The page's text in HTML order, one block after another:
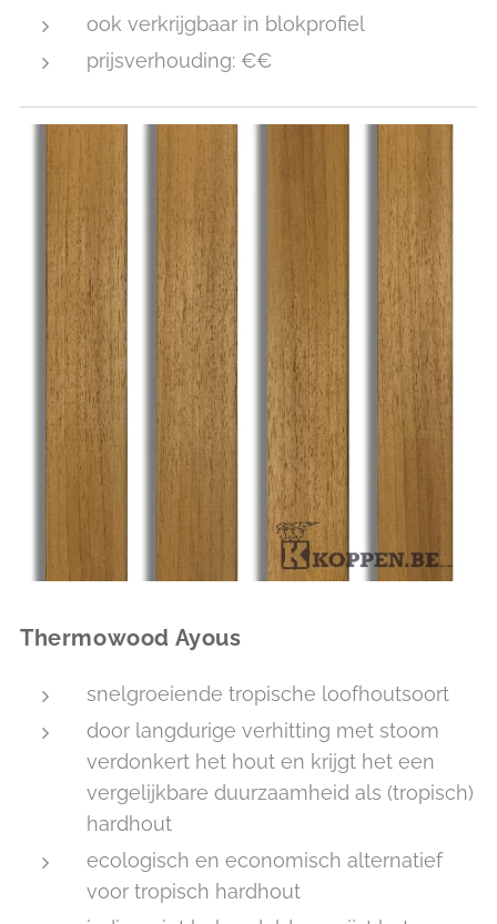
ook verkrijgbaar in blokprofiel
prijsverhouding: €€
Thermowood Ayous
snelgroeiende tropische loofhoutsoort
door langdurige verhitting met stoom
verdonkert het hout en krijgt het een
vergelijkbare duurzaamheid als (tropisch)
hardhout
ecologisch en economisch alternatief
voor tropisch hardhout